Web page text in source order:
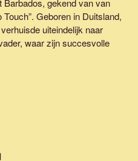
Barbados, gekend van van
Geboren in Duitsland,
verhuisde uiteindelijk naar
waar zijn succesvolle